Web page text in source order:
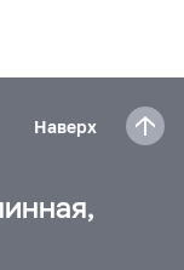
Наверх